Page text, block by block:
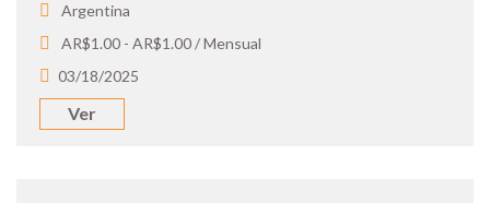
Argentina
AR$1.00 - AR$1.00 / Mensual
03/18/2025
Ver